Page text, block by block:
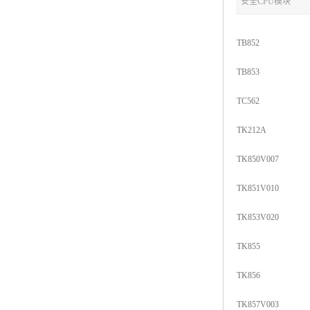
TB852
TB853
TC562
TK212A
TK850V007
TK851V010
TK853V020
TK855
TK856
TK857V003